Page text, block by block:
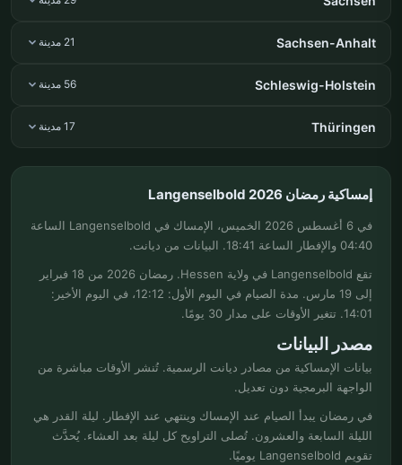
Sachsen-Anhalt 21 مدينة
Schleswig-Holstein 56 مدينة
Thüringen 17 مدينة
إمساكية رمضان Langenselbold 2026
في 6 أغسطس 2026 الخميس، الإمساك في Langenselbold الساعة
04:40 والإفطار الساعة 18:41. البيانات من ديانت.
تقع Langenselbold في ولاية Hessen. رمضان 2026 من 18 فبراير
إلى 19 مارس. مدة الصيام في اليوم الأول: 12:12، في اليوم الأخير:
14:01. تتغير الأوقات على مدار 30 يومًا.
مصدر البيانات
بيانات الإمساكية من مصادر ديانت الرسمية. تُنشر الأوقات مباشرة من
الواجهة البرمجية دون تعديل.
في رمضان يبدأ الصيام عند الإمساك وينتهي عند الإفطار. ليلة القدر هي
الليلة السابعة والعشرون. تُصلى التراويح كل ليلة بعد العشاء. يُحدَّث
تقويم Langenselbold يوميًا.